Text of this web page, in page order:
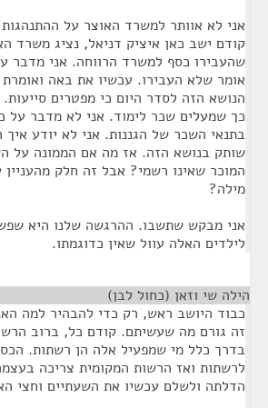
אני לא אוותר למשרד האוצר על
קודם ישב כאן איציק דניאל, נציג משרד
שהעבירו כסף למשרד הרווחה. אני מדבר
אומר שלא העבירו. עכשיו את באה
הנושא הזה לסדר היום כי מפטרים
כך שמעלים שכר לימוד. אני לא מדבר על
בתנאי השכר של הגננות. אני לא יודע
שותק בנושא הזה. אז מה אם הממונה על
המוכר שאינו רשמי? אבל זה חלק מהעניין
מילה?
אני מבקש שתשבו. ההרגשה שלנו היא
לילדים האלה עוול שאין כדוגמתו.
הילה שי וזאן (כחול לבן)
כבוד היושב ראש, רק כדי להבהיר למה
זה גורם מה שעשיתם. קודם כל, ברוב
בדרך כלל מי שמפעיל אלה הן רשתות.
לרשתות ואז הרשות המקומית צריכה
הדלתה ולשלם עכשיו את השעתיים וחצי